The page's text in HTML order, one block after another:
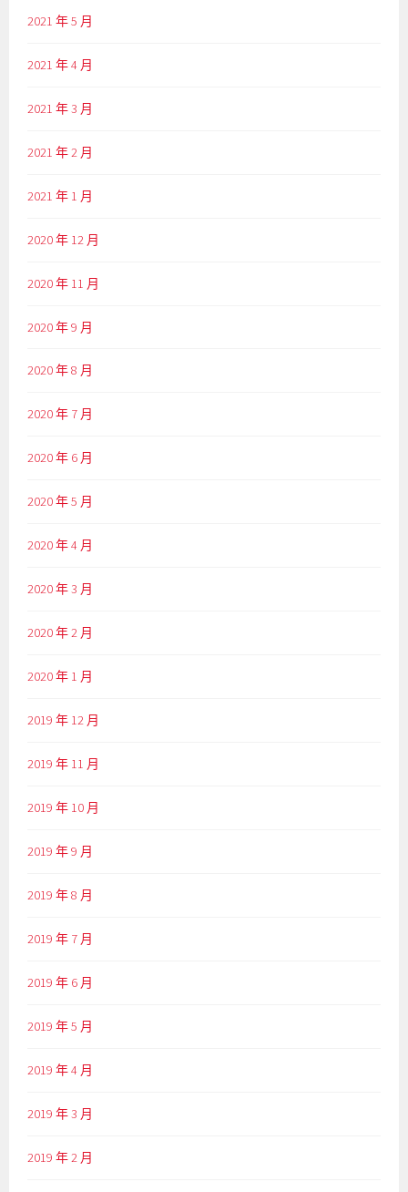
2021 年 5 月
2021 年 4 月
2021 年 3 月
2021 年 2 月
2021 年 1 月
2020 年 12 月
2020 年 11 月
2020 年 9 月
2020 年 8 月
2020 年 7 月
2020 年 6 月
2020 年 5 月
2020 年 4 月
2020 年 3 月
2020 年 2 月
2020 年 1 月
2019 年 12 月
2019 年 11 月
2019 年 10 月
2019 年 9 月
2019 年 8 月
2019 年 7 月
2019 年 6 月
2019 年 5 月
2019 年 4 月
2019 年 3 月
2019 年 2 月